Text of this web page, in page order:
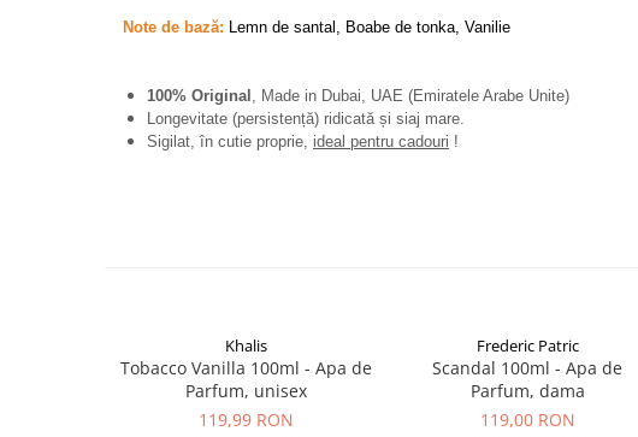
Montage Brands
Note de bază: Lemn de santal, Boabe de tonka, Vanilie
100% Original , Made in Dubai, UAE (Emiratele Arabe Unite)
Longevitate (persistență) ridicată și siaj mare.
Sigilat, în cutie proprie, ideal pentru cadouri !
Khalis
Tobacco Vanilla 100ml - Apa de
Parfum, unisex
119,99 RON
Frederic Patric
Scandal 100ml - Apa de
Parfum, dama
119,00 RON